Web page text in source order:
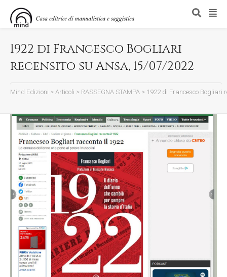
1922 di Francesco Bogliari
recensito su Ansa, 15/07/2022
Mind Edizioni > Articoli > RASSEGNA STAMPA > 1922 di Francesco Bogliari